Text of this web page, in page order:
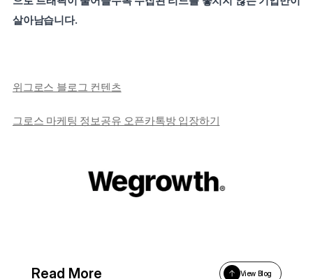
살아남습니다.
위그로스 블로그 컨텐츠
그로스 마케팅 정보공유 오픈카톡방 입장하기
Read More View Blog